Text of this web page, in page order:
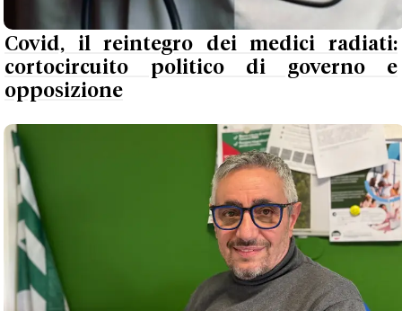
Covid, il reintegro dei medici radiati:
cortocircuito politico di governo e
opposizione